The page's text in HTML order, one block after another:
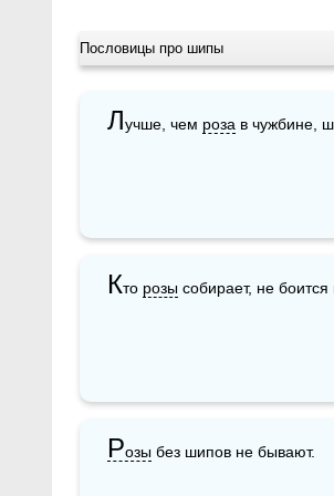
Пословицы про шипы
Лучше, чем роза в чужбине,
Кто розы собирает, не
Розы без шипов не бывают.